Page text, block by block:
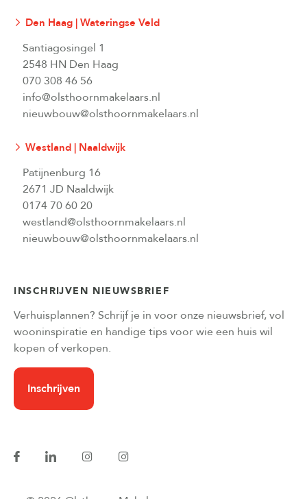
Den Haag | Wateringse Veld
Santiagosingel 1
2548 HN Den Haag
070 308 46 56
info@olsthoornmakelaars.nl
nieuwbouw@olsthoornmakelaars.nl
Westland | Naaldwijk
Patijnenburg 16
2671 JD Naaldwijk
0174 70 60 20
westland@olsthoornmakelaars.nl
nieuwbouw@olsthoornmakelaars.nl
INSCHRIJVEN NIEUWSBRIEF
Verhuisplannen? Schrijf je in voor onze nieuwsbrief, vol
wooninspiratie en handige tips voor wie een huis wil
kopen of verkopen.
Inschrijven